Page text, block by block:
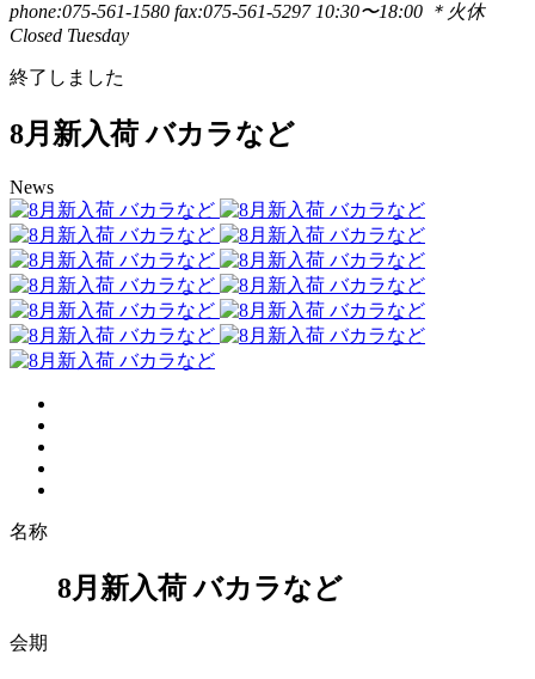
phone:075-561-1580 fax:075-561-5297 10:30〜18:00 ＊火休
Closed Tuesday
終了しました
8月新入荷 バカラなど
News
名称
8月新入荷 バカラなど
会期